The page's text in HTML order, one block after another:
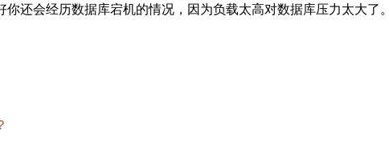
还会经历数据库宕机的情况，因为负载太高对数据库压力太大了。